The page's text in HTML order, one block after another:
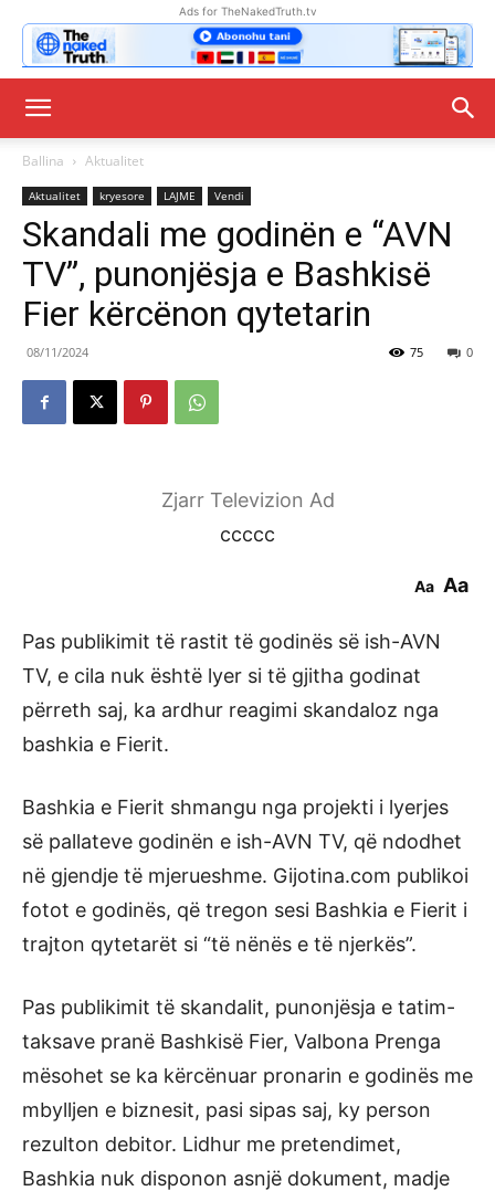
Ads for TheNakedTruth.tv
Ballina Aktualitet
Aktualitet kryesore LAJME Vendi
Skandali me godinën e “AVN
TV”, punonjësja e Bashkisë
Fier kërcënon qytetarin
08/11/2024 0
75
Zjarr Televizion Ad
ccccc
Aa Aa
Pas publikimit të rastit të godinës së ish-AVN
TV, e cila nuk është lyer si të gjitha godinat
përreth saj, ka ardhur reagimi skandaloz nga
bashkia e Fierit.
Bashkia e Fierit shmangu nga projekti i lyerjes
së pallateve godinën e ish-AVN TV, që ndodhet
në gjendje të mjerueshme. Gijotina.com publikoi
fotot e godinës, që tregon sesi Bashkia e Fierit i
trajton qytetarët si “të nënës e të njerkës”.
Pas publikimit të skandalit, punonjësja e tatim-
taksave pranë Bashkisë Fier, Valbona Prenga
mësohet se ka kërcënuar pronarin e godinës me
mbylljen e biznesit, pasi sipas saj, ky person
rezulton debitor. Lidhur me pretendimet,
Bashkia nuk disponon asnjë dokument, madje